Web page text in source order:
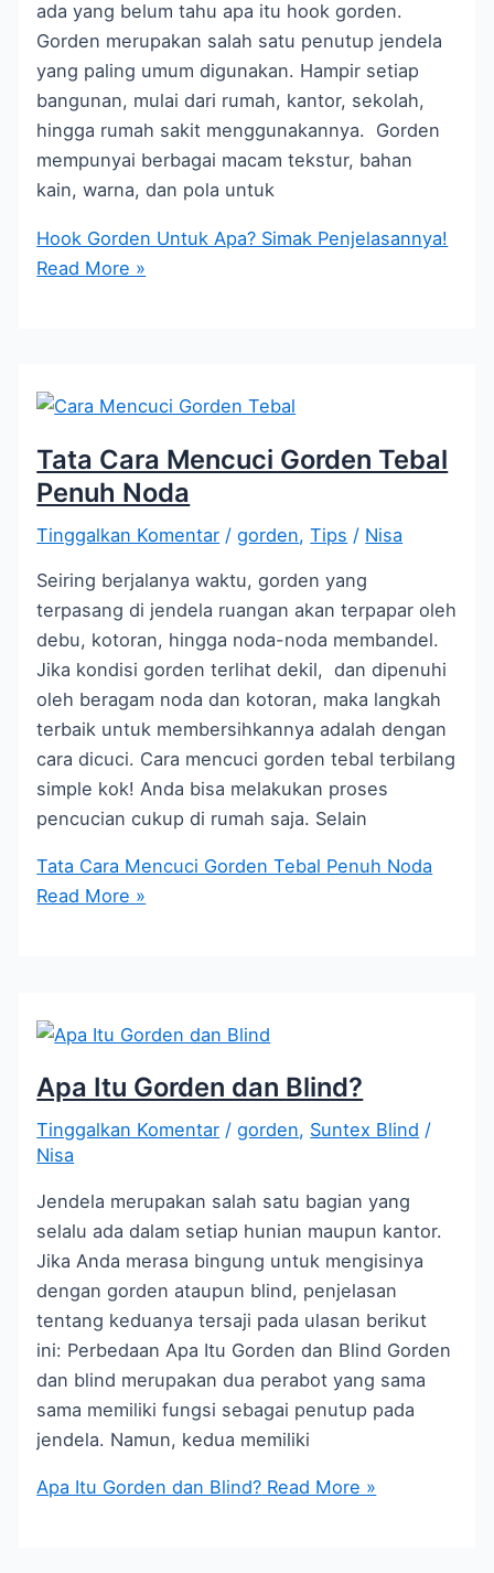
ada yang belum tahu apa itu hook gorden.
Gorden merupakan salah satu penutup jendela
yang paling umum digunakan. Hampir setiap
bangunan, mulai dari rumah, kantor, sekolah,
hingga rumah sakit menggunakannya. Gorden
mempunyai berbagai macam tekstur, bahan
kain, warna, dan pola untuk
Hook Gorden Untuk Apa? Simak Penjelasannya!
Read More »
Tata Cara Mencuci Gorden Tebal
Penuh Noda
Tinggalkan Komentar /gorden,Tips / Nisa
Seiring berjalanya waktu, gorden yang
terpasang di jendela ruangan akan terpapar oleh
debu, kotoran, hingga noda-noda membandel.
Jika kondisi gorden terlihat dekil, dan dipenuhi
oleh beragam noda dan kotoran, maka langkah
terbaik untuk membersihkannya adalah dengan
cara dicuci. Cara mencuci gorden tebal terbilang
simple kok! Anda bisa melakukan proses
pencucian cukup di rumah saja. Selain
Tata Cara Mencuci Gorden Tebal Penuh Noda
Read More »
Apa Itu Gorden dan Blind?
Tinggalkan Komentar /gorden, Suntex Blind /
Nisa
Jendela merupakan salah satu bagian yang
selalu ada dalam setiap hunian maupun kantor.
Jika Anda merasa bingung untuk mengisinya
dengan gorden ataupun blind, penjelasan
tentang keduanya tersaji pada ulasan berikut
ini: Perbedaan Apa Itu Gorden dan Blind Gorden
dan blind merupakan dua perabot yang sama
sama memiliki fungsi sebagai penutup pada
jendela. Namun, kedua memiliki
Apa Itu Gorden dan Blind? Read More »